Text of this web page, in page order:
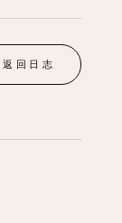
返回日志